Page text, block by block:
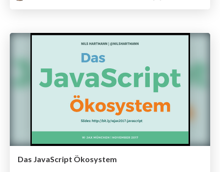
Das JavaScript Ökosystem